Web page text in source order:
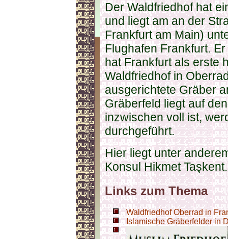
Der Waldfriedhof hat
und liegt am an der
Frankfurt am Main)
Flughafen Frankfurt.
hat Frankfurt als erste
Waldfriedhof in
ausgerichtete Gräber
Gräberfeld liegt auf
inzwischen voll ist,
durchgeführt.
Hier liegt unter
Konsul Hikmet Taşkent.
Links zum Thema
Waldfriedhof Oberrad in
Islamische Gräberfelder in